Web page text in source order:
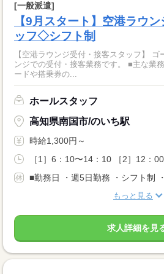
[一般派遣]
【9月スタート】空港ラウ
ッフ◇シフト制
【空港ラウンジ受付・接客スタッフ】 ゴールドカード会員向けラウ
ンジでの受付・接客業務です。 ■主な業務 ・利用者の受付対応 ・カ
ードや搭乗券の...
ホールスタッフ
高知県南国市/のいち駅
時給1,300円～
［1］6：10〜14：10 ［2］12：
■勤務日 ・週5日勤務 ・シフト制
もっと見る
求人詳細を見